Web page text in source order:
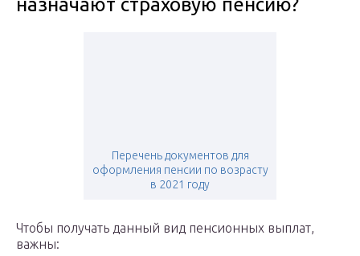
назначают страховую пенсию?
Перечень документов для
оформления пенсии по возрасту
в 2021 году
Чтобы получать данный вид пенсионных выплат,
важны: